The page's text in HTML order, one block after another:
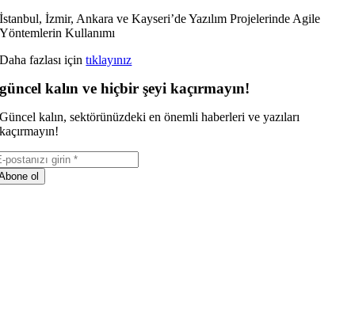
İstanbul, İzmir, Ankara ve Kayseri’de Yazılım Projelerinde Agile
Yöntemlerin Kullanımı
Daha fazlası içintıklayınız
güncel kalın ve hiçbir şeyi kaçırmayın!
Güncel kalın, sektörünüzdeki en önemli haberleri ve yazıları
kaçırmayın!
ol